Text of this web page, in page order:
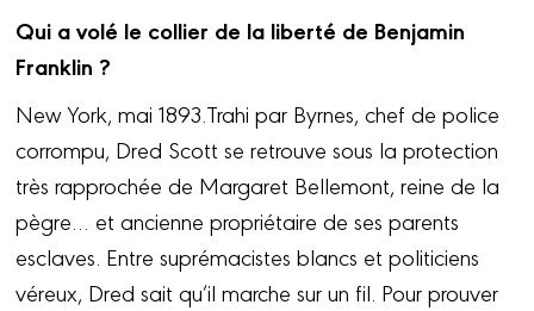
Qui a volé le collier de la liberté de Benjamin
Franklin ?
New York, mai 1893.Trahi par Byrnes, chef de police
corrompu, Dred Scott se retrouve sous la protection
très rapprochée de Margaret Bellemont, reine de la
pègre… et ancienne propriétaire de ses parents
esclaves. Entre suprémacistes blancs et politiciens
véreux, Dred sait qu’il marche sur un fil. Pour prouver